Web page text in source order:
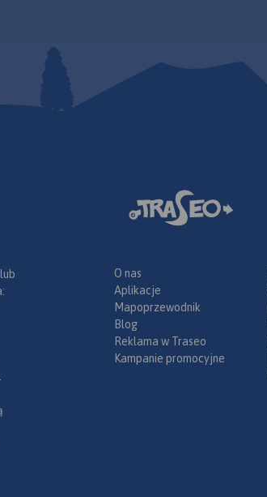
O nas
Aplikacje
Mapoprzewodnik
Blog
Reklama w Traseo
Kampanie promocyjne